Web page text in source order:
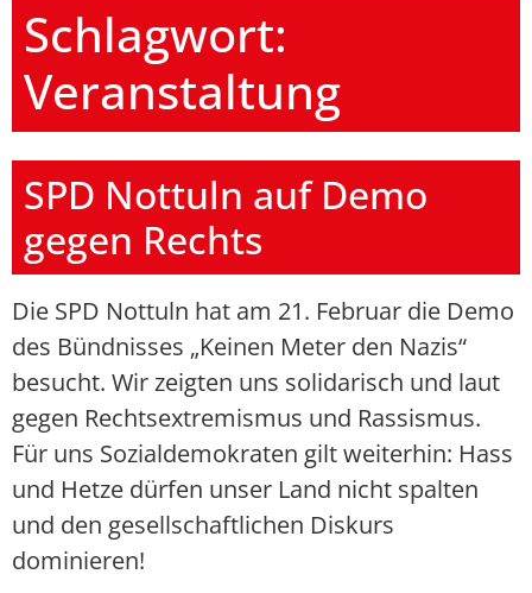
Schlagwort:
Veranstaltung
SPD Nottuln auf Demo
gegen Rechts
Die SPD Nottuln hat am 21. Februar die Demo
des Bündnisses „Keinen Meter den Nazis“
besucht. Wir zeigten uns solidarisch und laut
gegen Rechtsextremismus und Rassismus.
Für uns Sozialdemokraten gilt weiterhin: Hass
und Hetze dürfen unser Land nicht spalten
und den gesellschaftlichen Diskurs
dominieren!